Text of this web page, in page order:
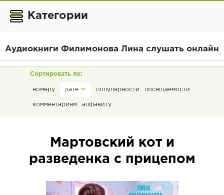
Категории
Аудиокниги Филимонова Лина слушать онлайн
номеру дате популярности посещаемости
комментариям алфавиту
Мартовский кот и
разведенка с прицепом